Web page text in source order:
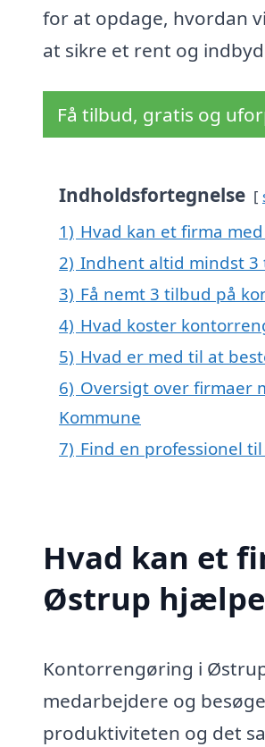
for at opdage, hvordan
at sikre et rent og
Få tilbud, gratis og
Indholdsfortegnelse
1) Hvad kan et firma
2) Indhent altid mindst
3) Få nemt 3 tilbud på
4) Hvad koster
5) Hvad er med til at
6) Oversigt over firmaer
Kommune
7) Find en professionel
Hvad kan et
Østrup hjælpe
Kontorrengøring i
medarbejdere og
produktiviteten og det